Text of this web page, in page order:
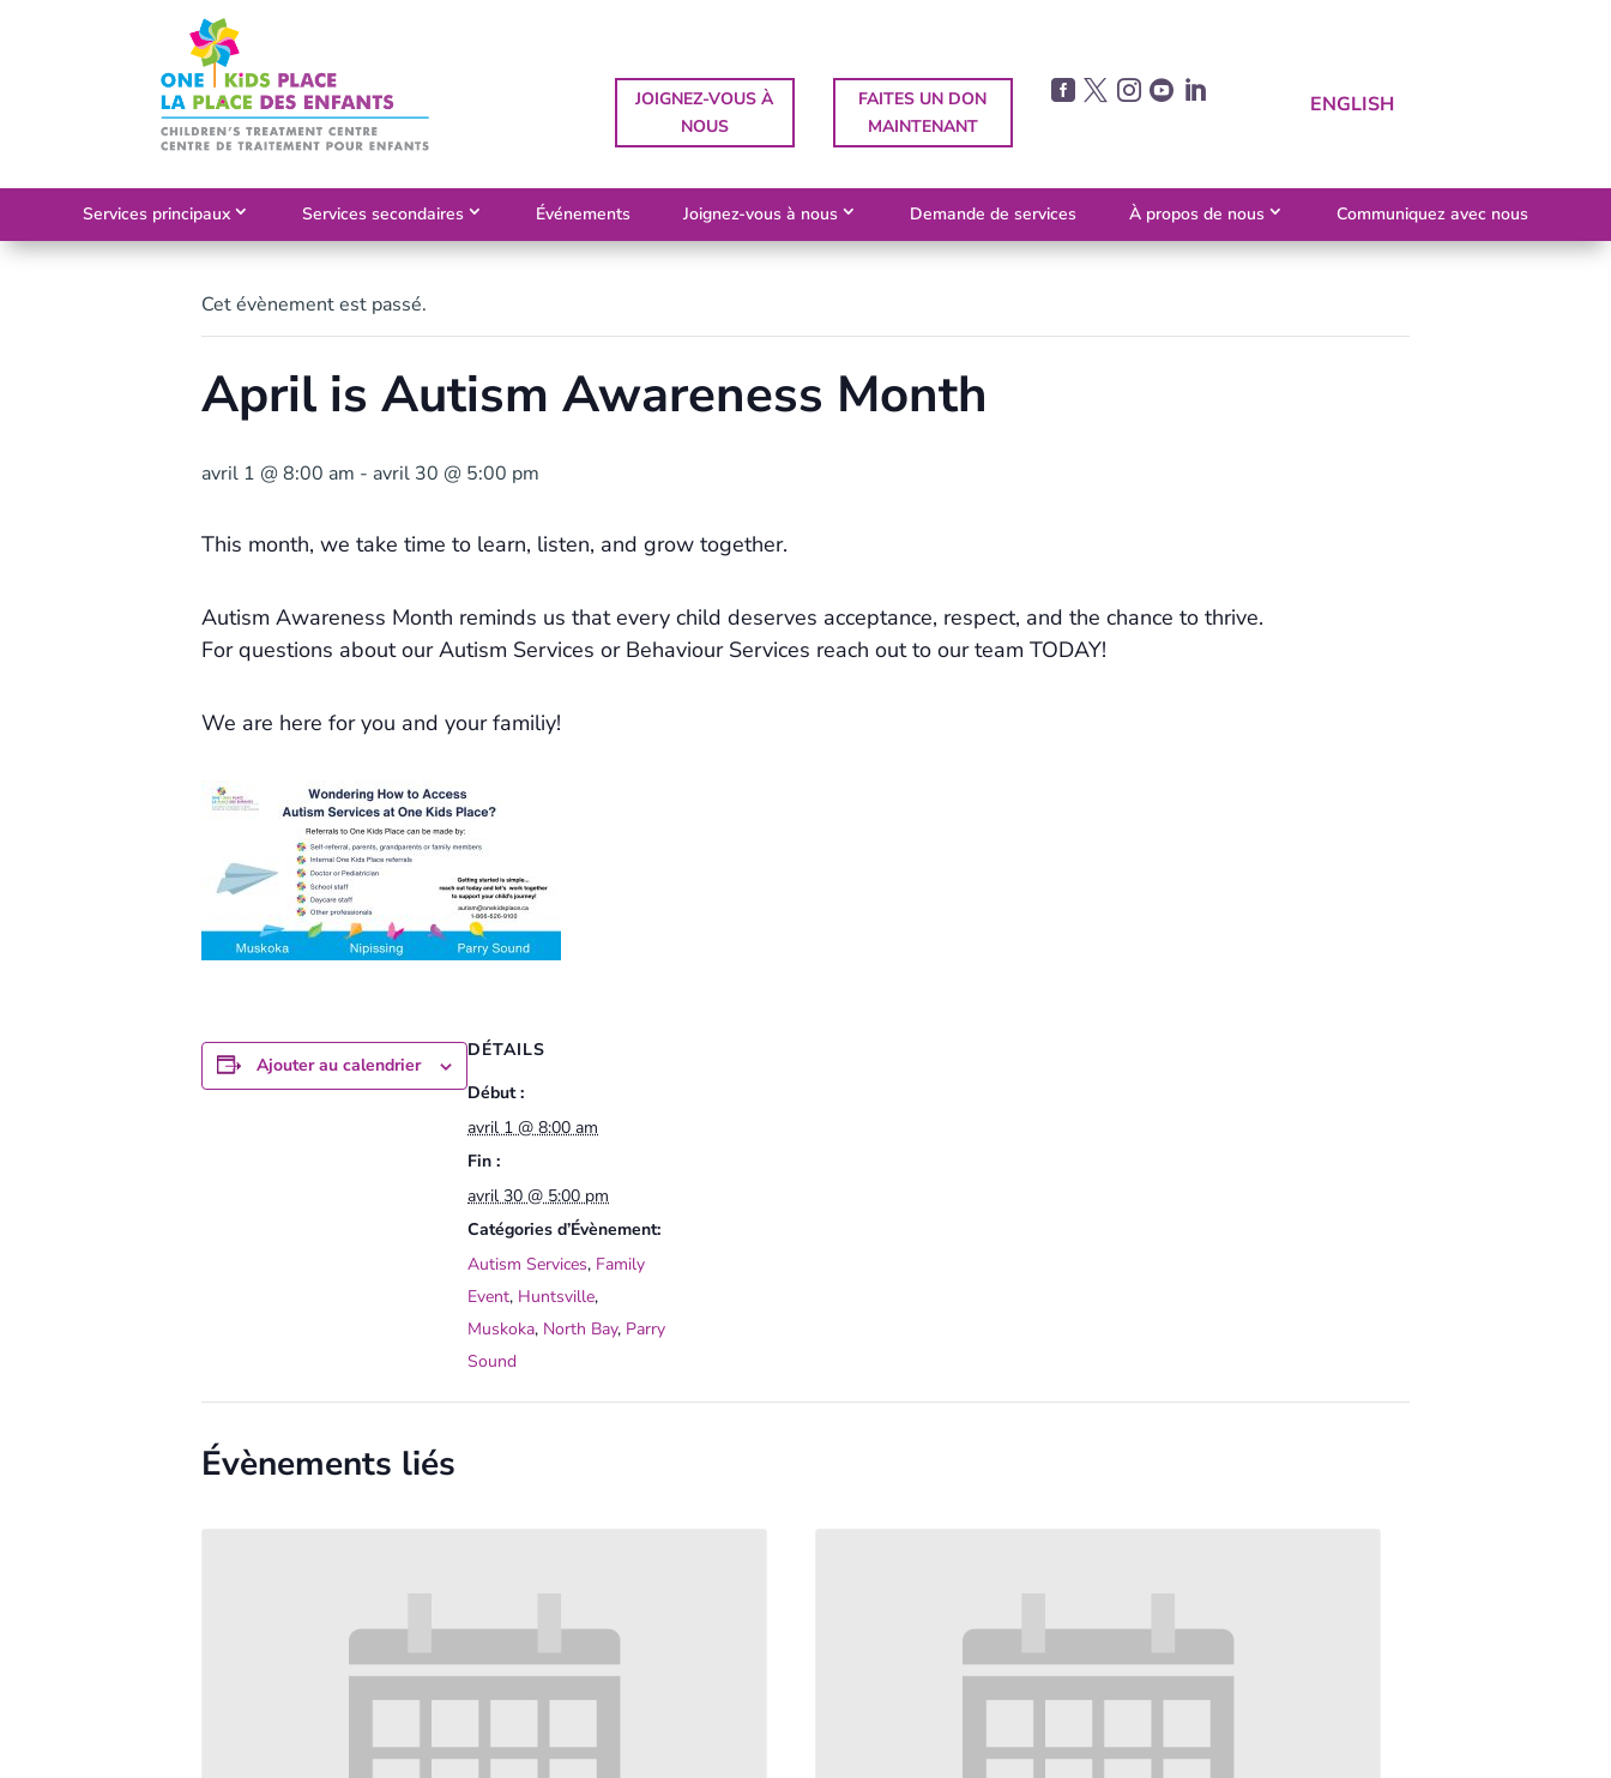
JOIGNEZ-VOUS À
NOUS
FAITES UN DON
MAINTENANT
    
ENGLISH
Services principaux Services secondaires Événements Joignez-vous à nous Demande de services À propos de nous Communiquez avec nous
Cet évènement est passé.
April is Autism Awareness Month
avril 1 @ 8:00 am - avril 30 @ 5:00 pm
This month, we take time to learn, listen, and grow together.
Autism Awareness Month reminds us that every child deserves acceptance, respect, and the chance to thrive.
For questions about our Autism Services or Behaviour Services reach out to our team TODAY!
We are here for you and your familiy!
Ajouter au calendrier
DÉTAILS
Début :
avril 1 @ 8:00 am
Fin :
avril 30 @ 5:00 pm
Catégories d’Évènement:
Autism Services, Family
Event, Huntsville,
Muskoka, North Bay, Parry
Sound
Évènements liés